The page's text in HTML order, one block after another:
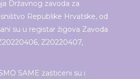
Državnog zavoda za
Republike Hrvatske, od
su u registar žigova Zavoda
Z20220407,
SAME zaštićeni su i